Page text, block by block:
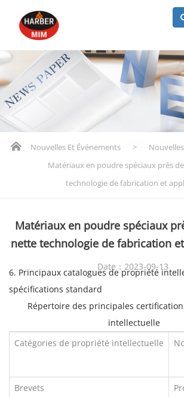
Nouvelles Et Événements >
Matériaux en poudre spéciaux près
technologie de fabrication et
Matériaux en poudre spéciaux
nette technologie de fabrication
Date：2023-09-13
6. Principaux catalogues de propriété
spécifications standard
Répertoire des principales
intellectuelle
Catégories de propriété intellectuelle
Brevets